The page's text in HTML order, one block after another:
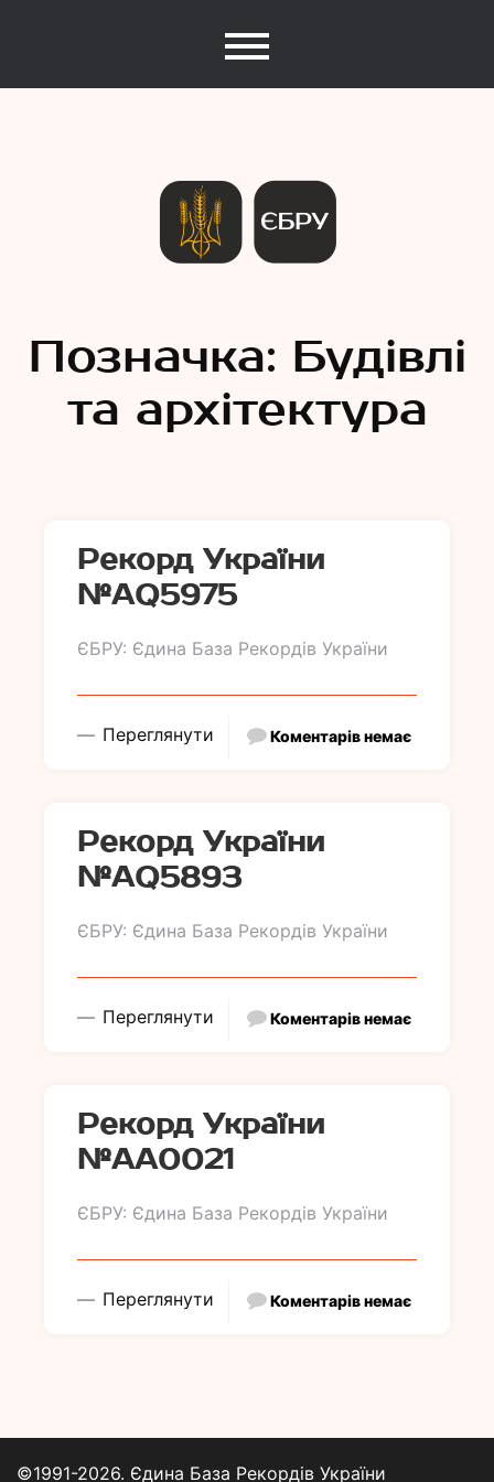
Рекорди
України
Позначка: Будівлі
та архітектура
Рекорд України
№АQ5975
ЄБРУ: Єдина База Рекордів України
Переглянути Коментарів немає
Рекорд України
№АQ5893
ЄБРУ: Єдина База Рекордів України
Переглянути Коментарів немає
Рекорд України
№АА0021
ЄБРУ: Єдина База Рекордів України
Переглянути Коментарів немає
©1991-2026. Єдина База Рекордів України